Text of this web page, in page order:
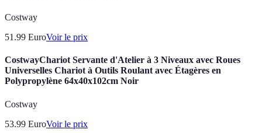
Costway
51.99 EuroVoir le prix
CostwayChariot Servante d'Atelier à 3 Niveaux avec Roues
Universelles Chariot à Outils Roulant avec Étagères en
Polypropylène 64x40x102cm Noir
Costway
53.99 EuroVoir le prix